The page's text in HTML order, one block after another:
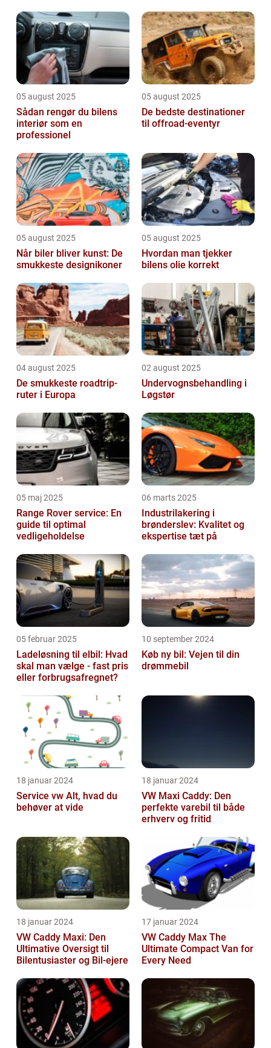
05 august 2025
Sådan rengør du bilens
interiør som en
professionel
05 august 2025
De bedste destinationer
til offroad-eventyr
05 august 2025
Når biler bliver kunst: De
smukkeste designikoner
05 august 2025
Hvordan man tjekker
bilens olie korrekt
04 august 2025
De smukkeste roadtrip-
ruter i Europa
02 august 2025
Undervognsbehandling i
Løgstør
05 maj 2025
Range Rover service: En
guide til optimal
vedligeholdelse
06 marts 2025
Industrilakering i
brønderslev: Kvalitet og
ekspertise tæt på
05 februar 2025
Ladeløsning til elbil: Hvad
skal man vælge - fast pris
eller forbrugsafregnet?
10 september 2024
Køb ny bil: Vejen til din
drømmebil
18 januar 2024
Service vw Alt, hvad du
behøver at vide
18 januar 2024
VW Maxi Caddy: Den
perfekte varebil til både
erhverv og fritid
18 januar 2024
VW Caddy Maxi: Den
Ultimative Oversigt til
Bilentusiaster og Bil-ejere
17 januar 2024
VW Caddy Max The
Ultimate Compact Van for
Every Need